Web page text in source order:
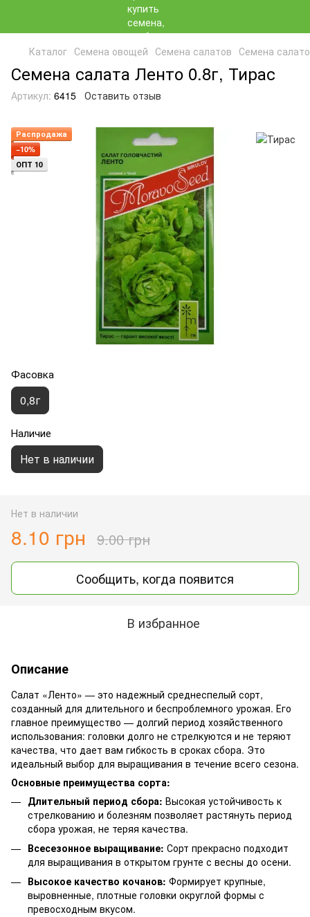
Каталог Семена овощей Семена салатов Семена
Семена салата Ленто 0.8г, Тирас
Артикул: 6415 Оставить отзыв
Распродажа
−10%
ОПТ 10
Фасовка
0,8г
Наличие
Нет в наличии
Нет в наличии
8.10 грн 9.00 грн
Сообщить, когда появится
В избранное
Описание
Салат «Ленто» — это надежный среднеспелый сорт,
созданный для длительного и беспроблемного урожая. Его
главное преимущество — долгий период хозяйственного
использования: головки долго не стрелкуются и не теряют
качества, что дает вам гибкость в сроках сбора. Это
идеальный выбор для выращивания в течение всего сезона.
Основные преимущества сорта:
Длительный период сбора: Высокая устойчивость к
стрелкованию и болезням позволяет растянуть период
сбора урожая, не теряя качества.
Всесезонное выращивание: Сорт прекрасно подходит
для выращивания в открытом грунте с весны до осени.
Высокое качество кочанов: Формирует крупные,
выровненные, плотные головки округлой формы с
превосходным вкусом.